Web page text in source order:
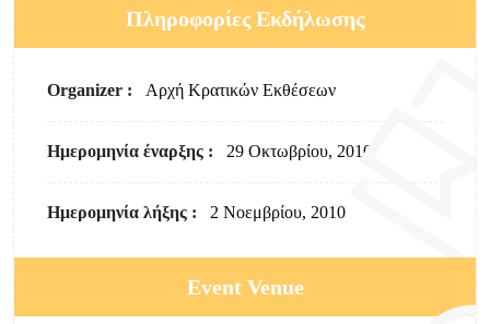
Πληροφορίες Εκδήλωσης
Organizer : Αρχή Κρατικών Εκθέσεων
Ημερομηνία έναρξης : 29 Οκτωβρίου, 2010
Ημερομηνία λήξης : 2 Νοεμβρίου, 2010
Event Venue